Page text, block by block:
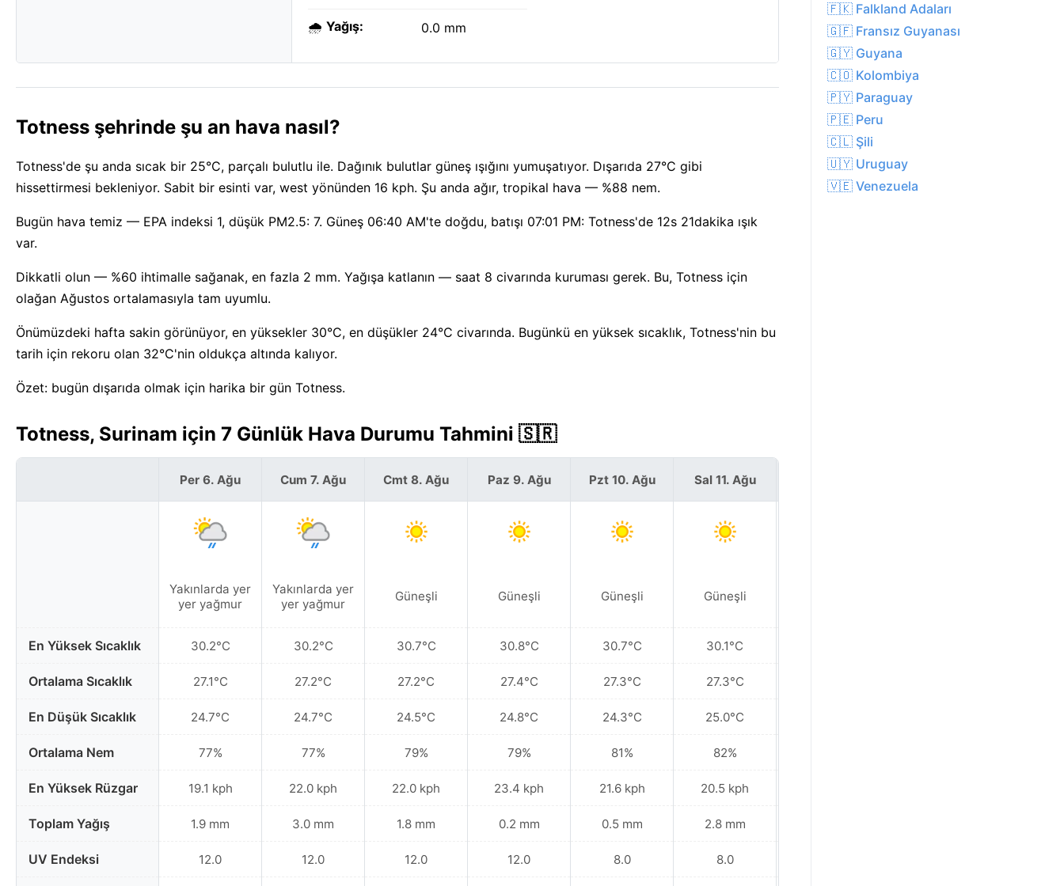
🌧️ Yağış: 0.0 mm
Totness şehrinde şu an hava nasıl?
Totness'de şu anda sıcak bir 25°C, parçalı bulutlu ile. Dağınık bulutlar güneş ışığını yumuşatıyor. Dışarıda 27°C gibi
hissettirmesi bekleniyor. Sabit bir esinti var, west yönünden 16 kph. Şu anda ağır, tropikal hava — %88 nem.
Bugün hava temiz — EPA indeksi 1, düşük PM2.5: 7. Güneş 06:40 AM'te doğdu, batışı 07:01 PM: Totness'de 12s 21dakika ışık
var.
Dikkatli olun — %60 ihtimalle sağanak, en fazla 2 mm. Yağışa katlanın — saat 8 civarında kuruması gerek. Bu, Totness için
olağan Ağustos ortalamasıyla tam uyumlu.
Önümüzdeki hafta sakin görünüyor, en yüksekler 30°C, en düşükler 24°C civarında. Bugünkü en yüksek sıcaklık, Totness'nin bu
tarih için rekoru olan 32°C'nin oldukça altında kalıyor.
Özet: bugün dışarıda olmak için harika bir gün Totness.
Totness, Surinam için 7 Günlük Hava Durumu Tahmini 🇸🇷
En Yüksek Sıcaklık
Ortalama Sıcaklık
En Düşük Sıcaklık
Ortalama Nem
En Yüksek Rüzgar
Toplam Yağış
UV Endeksi
Per 6. Ağu
Yakınlarda yer
yer yağmur
30.2°C
27.1°C
24.7°C
77%
19.1 kph
1.9 mm
12.0
Cum 7. Ağu
Yakınlarda yer
yer yağmur
30.2°C
27.2°C
24.7°C
77%
22.0 kph
3.0 mm
12.0
Cmt 8. Ağu
Güneşli
30.7°C
27.2°C
24.5°C
79%
22.0 kph
1.8 mm
12.0
Paz 9. Ağu
Güneşli
30.8°C
27.4°C
24.8°C
79%
23.4 kph
0.2 mm
12.0
Pzt 10. Ağu
Güneşli
30.7°C
27.3°C
24.3°C
81%
21.6 kph
0.5 mm
8.0
Sal 11. Ağu
Güneşli
30.1°C
27.3°C
25.0°C
82%
20.5 kph
2.8 mm
8.0
🇫🇰 Falkland Adaları
🇬🇫 Fransız Guyanası
🇬🇾 Guyana
🇨🇴 Kolombiya
🇵🇾 Paraguay
🇵🇪 Peru
🇨🇱 Şili
🇺🇾 Uruguay
🇻🇪 Venezuela